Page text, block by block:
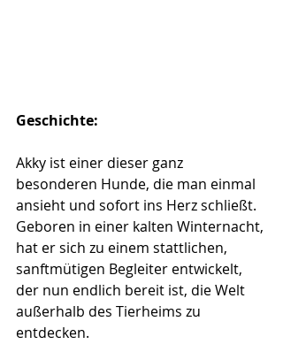
Geschichte:
Akky ist einer dieser ganz
besonderen Hunde, die man einmal
ansieht und sofort ins Herz schließt.
Geboren in einer kalten Winternacht,
hat er sich zu einem stattlichen,
sanftmütigen Begleiter entwickelt,
der nun endlich bereit ist, die Welt
außerhalb des Tierheims zu
entdecken.